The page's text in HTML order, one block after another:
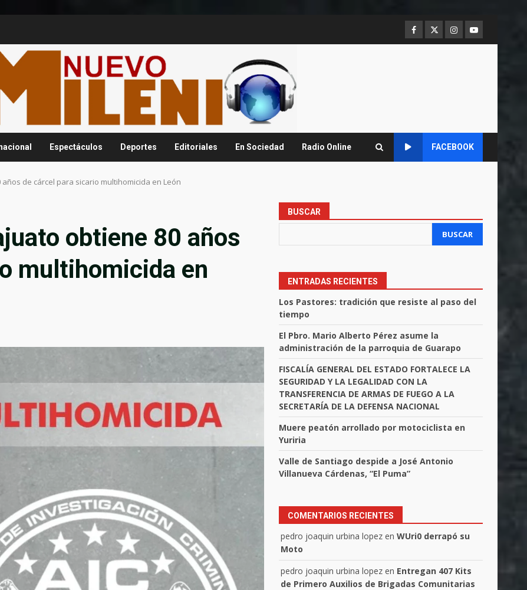
Facebook
TwitterInstagram
Youtube
Espectáculos Deportes Editoriales En Sociedad Radio Online FACEBOOK
de cárcel para sicario multihomicida en León
obtiene 80 años
multihomicida en
BUSCAR
BUSCAR
ENTRADAS RECIENTES
Los Pastores: tradición que resiste al paso del
tiempo
El Pbro. Mario Alberto Pérez asume la
administración de la parroquia de Guarapo
FISCALÍA GENERAL DEL ESTADO FORTALECE LA
SEGURIDAD Y LA LEGALIDAD CON LA
TRANSFERENCIA DE ARMAS DE FUEGO A LA
SECRETARÍA DE LA DEFENSA NACIONAL
Muere peatón arrollado por motociclista en
Yuriria
Valle de Santiago despide a José Antonio
Villanueva Cárdenas, “El Puma”
COMENTARIOS RECIENTES
pedro joaquin urbina lopez enWUri0 derrapó su
Moto
pedro joaquin urbina lopez en Entregan 407 Kits
de Primero Auxilios de Brigadas Comunitarias